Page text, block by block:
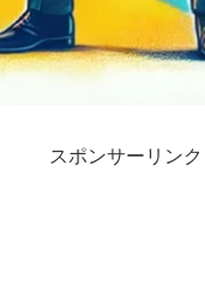
スポンサーリンク